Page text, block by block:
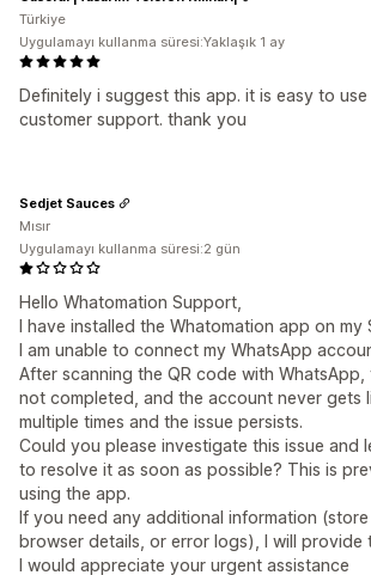
Definitely i suggest this app. it is easy to
customer support. thank you
Türkiye
Uygulamayı kullanma süresi:Yaklaşık 1 ay
Hello Whatomation Support,
I have installed the Whatomation app on
I am unable to connect my WhatsApp
After scanning the QR code with
not completed, and the account never gets
multiple times and the issue persists.
Could you please investigate this issue and
to resolve it as soon as possible? This is
using the app.
If you need any additional information (store
browser details, or error logs), I will provide
I would appreciate your urgent assistance
Sedjet Sauces
Mısır
Uygulamayı kullanma süresi:2 gün